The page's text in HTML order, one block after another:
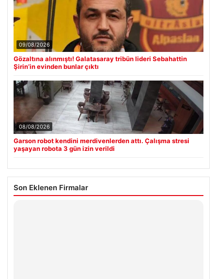
09/08/2026
Gözaltına alınmıştı! Galatasaray tribün lideri Sebahattin
Şirin’in evinden bunlar çıktı
08/08/2026
Garson robot kendini merdivenlerden attı. Çalışma stresi
yaşayan robota 3 gün izin verildi
Son Eklenen Firmalar